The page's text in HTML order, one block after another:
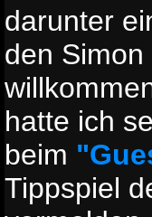
darunter
den Simon
hatte ich
beim
Tippspiel